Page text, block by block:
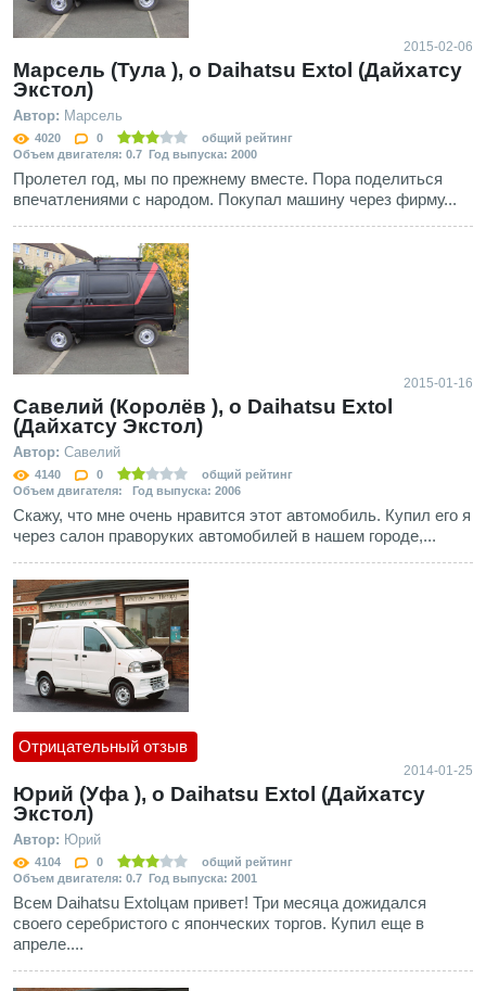
2015-02-06
Марсель (Тула ), о Daihatsu Extol (Дайхатсу
Экстол)
Автор: Марсель
4020 0
общий рейтинг
Объем двигателя: 0.7 Год выпуска: 2000
Пролетел год, мы по прежнему вместе. Пора поделиться
впечатлениями с народом. Покупал машину через фирму...
2015-01-16
Савелий (Королёв ), о Daihatsu Extol
(Дайхатсу Экстол)
Автор: Савелий
4140 0
общий рейтинг
Объем двигателя: Год выпуска: 2006
Скажу, что мне очень нравится этот автомобиль. Купил его я
через салон праворуких автомобилей в нашем городе,...
Отрицательный отзыв
2014-01-25
Юрий (Уфа ), о Daihatsu Extol (Дайхатсу
Экстол)
Автор: Юрий
4104 0
общий рейтинг
Объем двигателя: 0.7 Год выпуска: 2001
Всем Daihatsu Extolцам привет! Три месяца дожидался
своего серебристого с японческих торгов. Купил еще в
апреле....